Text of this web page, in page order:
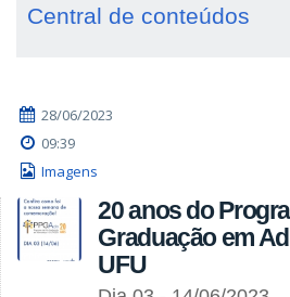
Central de conteúdos
28/06/2023
09:39
Imagens
20 anos do
Graduação em
UFU